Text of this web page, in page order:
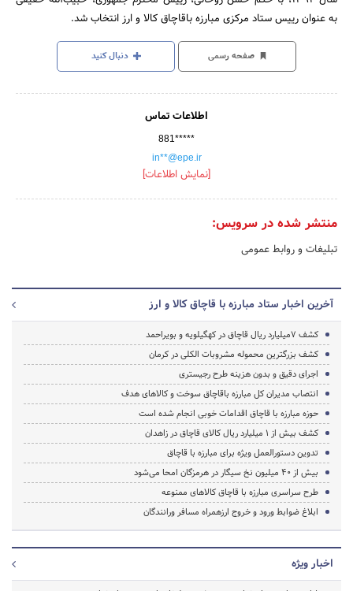
به عنوان رییس ستاد مرکزی مبارزه باقاچاق کالا و ارز انتخاب شد.
صفحه رسمی دنبال کنید
اطلاعات تماس
881*****
in**@epe.ir
[نمایش اطلاعات]
منتشر شده در سرویس:
تبلیغات و روابط عمومی
آخرین اخبار ستاد مبارزه با قاچاق کالا و ارز
کشف ۷میلیارد ریال قاچاق در کهگیلویه و بویراحمد
کشف بزرگترین محموله مشروبات الکلی در کرمان
اجرای دقیق و بدون هزینه طرح رجیستری
انتصاب مدیران کل مبارزه باقاچاق سوخت و کالاهای هدف
حوزه مبارزه با قاچاق اقدامات خوبی انجام شده است
کشف بیش از 1 میلیارد ریال کالای قاچاق در زاهدان
تدوین دستورالعمل ویژه برای مبارزه با قاچاق
بیش از 40 میلیون نخ سیگار در هرمزگان امحا می‌شود
طرح سراسری مبارزه با قاچاق کالاهای ممنوعه
ابلاغ ضوابط ورود و خروج ارزهمراه مسافر ورانندگان
اخبار ویژه